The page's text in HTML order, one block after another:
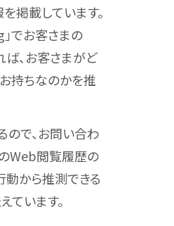
掲載しています。
でお客さまの
、お客さまがど
持ちなのかを推
ので、お問い合わ
Web閲覧履歴の
動から推測できる
ています。